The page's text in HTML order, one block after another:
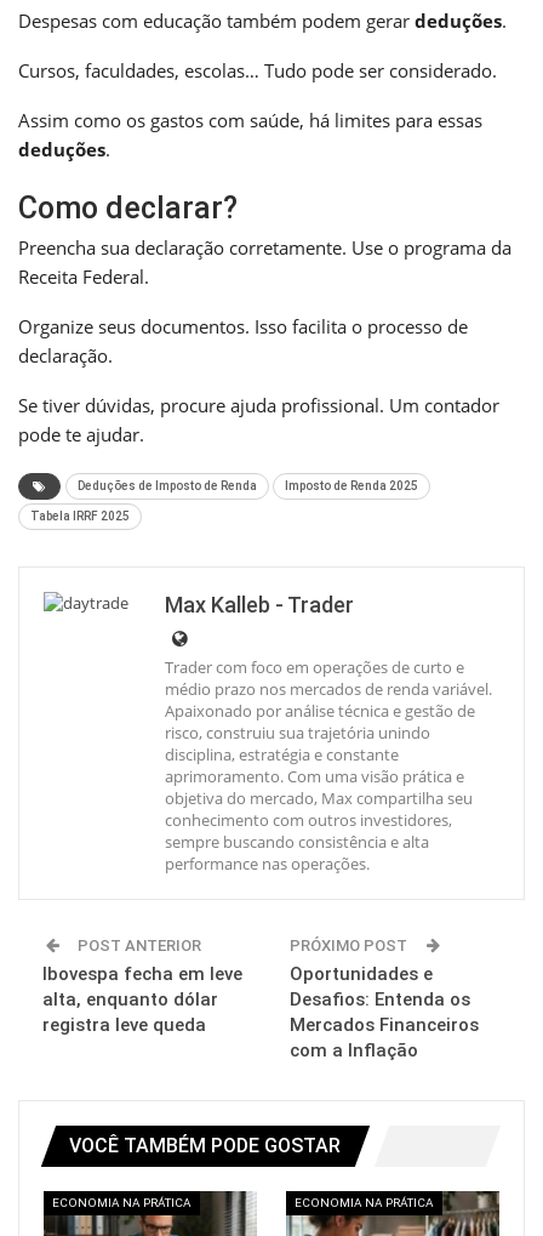
Despesas com educação também podem gerar deduções.
Cursos, faculdades, escolas… Tudo pode ser considerado.
Assim como os gastos com saúde, há limites para essas
deduções.
Como declarar?
Preencha sua declaração corretamente. Use o programa da
Receita Federal.
Organize seus documentos. Isso facilita o processo de
declaração.
Se tiver dúvidas, procure ajuda profissional. Um contador
pode te ajudar.
Deduções de Imposto de Renda Imposto de Renda 2025
Tabela IRRF 2025
Max Kalleb - Trader
Trader com foco em operações de curto e
médio prazo nos mercados de renda variável.
Apaixonado por análise técnica e gestão de
risco, construiu sua trajetória unindo
disciplina, estratégia e constante
aprimoramento. Com uma visão prática e
objetiva do mercado, Max compartilha seu
conhecimento com outros investidores,
sempre buscando consistência e alta
performance nas operações.
POST ANTERIOR
Ibovespa fecha em leve
alta, enquanto dólar
registra leve queda
PRÓXIMO POST
Oportunidades e
Desafios: Entenda os
Mercados Financeiros
com a Inflação
VOCÊ TAMBÉM PODE GOSTAR
ECONOMIA NA PRÁTICA ECONOMIA NA PRÁTICA